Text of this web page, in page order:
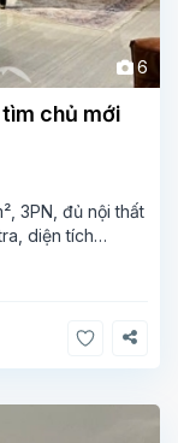
6
chủ mới
3PN, đủ nội thất
diện tích
gian rộng